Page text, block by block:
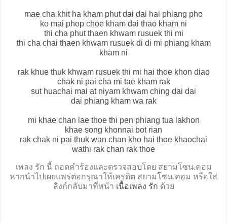
mae cha khit ha kham phut dai dai hai phiang pho
ko mai phop choe kham dai thao kham ni
thi cha phut thaen khwam rusuek thi mi
thi cha chai thaen khwam rusuek di di mi phiang kham
kham ni
rak khue thuk khwam rusuek thi mi hai thoe khon diao
chak ni pai cha mi tae kham rak
sut huachai mai at niyam khwam ching dai dai
dai phiang kham wa rak
mi khae chan lae thoe thi pen phiang tua lakhon
khae song khonnai bot rian
rak chak ni pai thuk wan chan kho hai thoe khaochai
wathi rak chan rak thoe
เพลง รัก นี้ ถอดคำร้องและตรวจสอบโดย สยามโซน.คอม
หากนำไปเผยแพร่ต่อกรุณาให้เครดิต สยามโซน.คอม หรือใส่
ลิงก์กลับมาที่หน้า เนื้อเพลง รัก ด้วย